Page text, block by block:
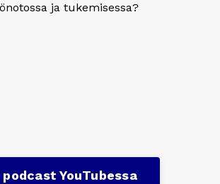
ja tukemisessa?
YouTubessa